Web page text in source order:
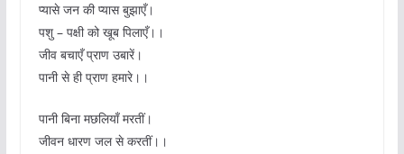
प्यासे जन की प्यास बुझाएँ।
पशु – पक्षी को खूब पिलाएँ।।
जीव बचाएँ प्राण उबारें।
पानी से ही प्राण हमारे।।
पानी बिना मछलियाँ मरतीं।
जीवन धारण जल से करतीं।।